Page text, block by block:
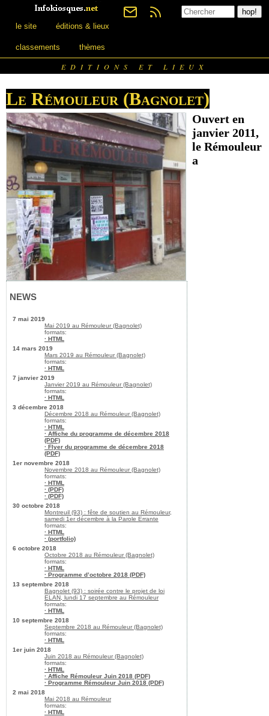
le site éditions & lieux
classements thèmes
EDITIONS ET LIEUX
Le Rémouleur (Bagnolet)
NEWS
7 mai 2019
Mai 2019 au Rémouleur (Bagnolet)
formats:
· HTML
14 mars 2019
Mars 2019 au Rémouleur (Bagnolet)
formats:
· HTML
7 janvier 2019
Janvier 2019 au Rémouleur (Bagnolet)
formats:
· HTML
3 décembre 2018
Décembre 2018 au Rémouleur (Bagnolet)
formats:
· HTML
· Affiche du programme de décembre 2018
(PDF)
· Flyer du programme de décembre 2018
(PDF)
1er novembre 2018
Novembre 2018 au Rémouleur (Bagnolet)
formats:
· HTML
· (PDF)
· (PDF)
30 octobre 2018
Montreuil (93) : fête de soutien au Rémouleur,
samedi 1er décembre à la Parole Errante
formats:
· HTML
· (portfolio)
6 octobre 2018
Octobre 2018 au Rémouleur (Bagnolet)
formats:
· HTML
· Programme d’octobre 2018 (PDF)
13 septembre 2018
Bagnolet (93) : soirée contre le projet de loi
ELAN, lundi 17 septembre au Rémouleur
formats:
· HTML
10 septembre 2018
Septembre 2018 au Rémouleur (Bagnolet)
formats:
· HTML
1er juin 2018
Juin 2018 au Rémouleur (Bagnolet)
formats:
· HTML
· Affiche Rémouleur Juin 2018 (PDF)
· Programme Rémouleur Juin 2018 (PDF)
2 mai 2018
Mai 2018 au Rémouleur
formats:
· HTML
Ouvert en
janvier 2011,
le Rémouleur
a